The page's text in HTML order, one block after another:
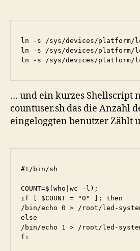
ln -s /sys/devices/platform/
ln -s /sys/devices/platform/
ln -s /sys/devices/platform/
… und ein kurzes Shellscript
countuser.sh das die Anzahl
eingeloggten benutzer Zählt
#!/bin/sh
COUNT=$(who|wc -l);
if [ $COUNT = "0" ]; then
/bin/echo 0 > /root/led-
else
/bin/echo 1 > /root/led-
fi